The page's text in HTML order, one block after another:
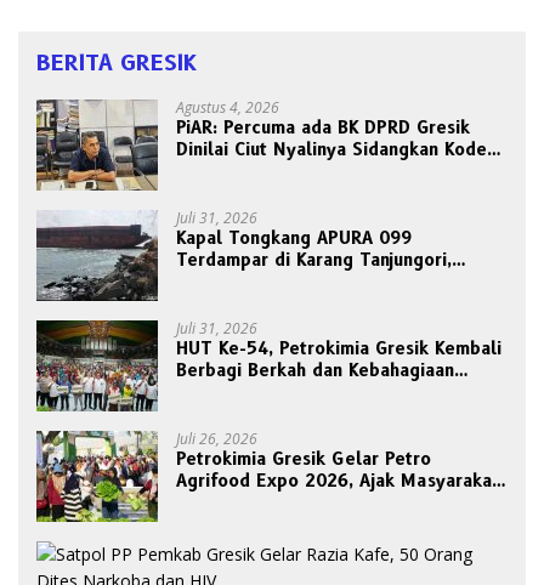
BERITA GRESIK
Agustus 4, 2026
PiAR: Percuma ada BK DPRD Gresik
Dinilai Ciut Nyalinya Sidangkan Kode
Juli 31, 2026
Kapal Tongkang APURA 099
Terdampar di Karang Tanjungori,
Juli 31, 2026
HUT Ke-54, Petrokimia Gresik Kembali
Berbagi Berkah dan Kebahagiaan
Juli 26, 2026
Petrokimia Gresik Gelar Petro
Agrifood Expo 2026, Ajak Masyarakat